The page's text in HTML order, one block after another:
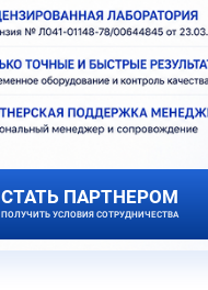
СТАТЬ ПАРТНЕРОМ
ПОЛУЧИТЬ УСЛОВИЯ СОТРУДНИЧЕСТВА